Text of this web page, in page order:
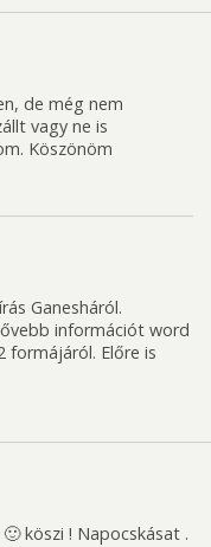
de még nem
vagy ne is
Köszönöm
Ganesháról.
információt word
formájáról. Előre is
köszi ! Napocskásat .